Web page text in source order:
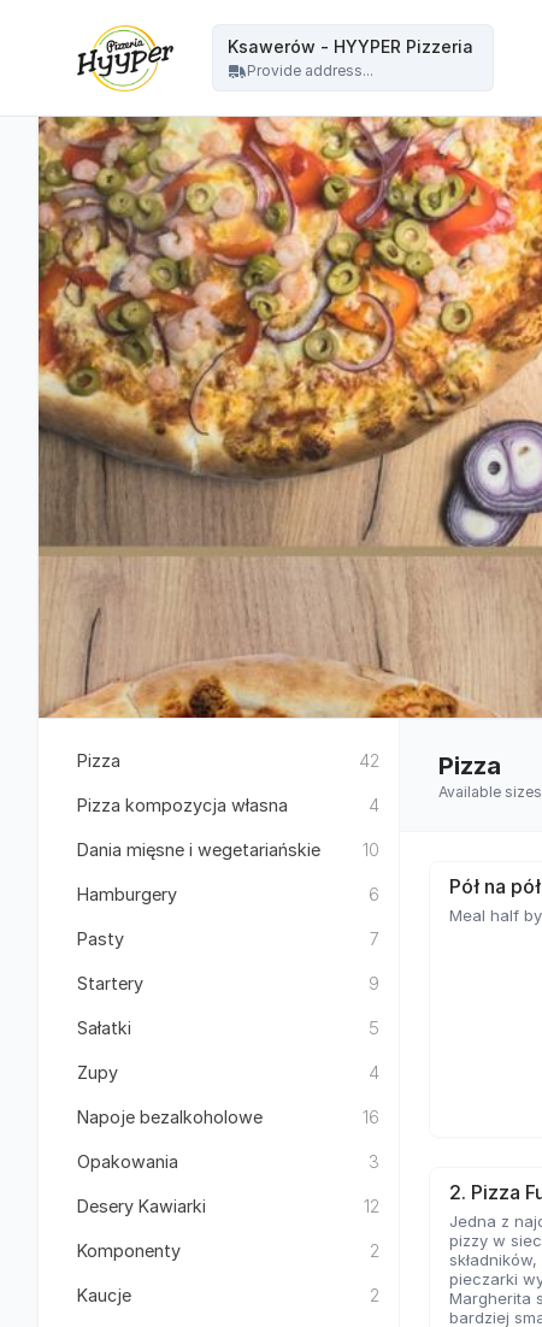
Ksawerów - HYYPER Pizzeria
Provide address...
Pizza 42
Pizza kompozycja własna 4
Dania mięsne i wegetariańskie 10
Hamburgery 6
Pasty 7
Startery 9
Sałatki 5
Zupy 4
Napoje bezalkoholowe 16
Opakowania 3
Desery Kawiarki 12
Komponenty 2
Kaucje 2
Pizza
Available
Pół na pół
Meal half
2. Pizza
Jedna z
pizzy w
pieczarki
Margherita
bardziej